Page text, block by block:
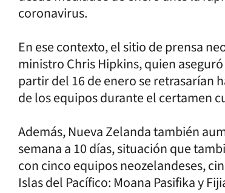
coronavirus.
En ese contexto, el sitio de prensa
ministro Chris Hipkins, quien
partir del 16 de enero se retrasarían
de los equipos durante el certamen
Además, Nueva Zelanda también
semana a 10 días, situación que
con cinco equipos neozelandeses,
Islas del Pacífico: Moana Pasifika y